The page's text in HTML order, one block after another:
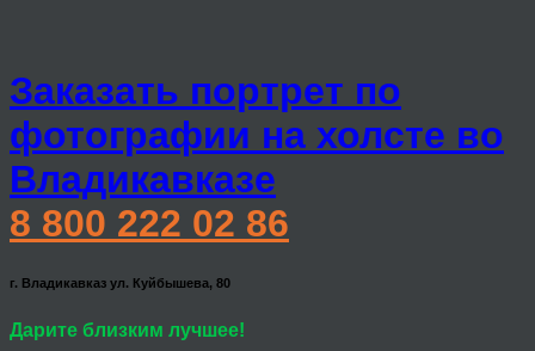
Заказать портрет по
фотографии на холсте во
Владикавказе
8 800 222 02 86
г. Владикавказ ул. Куйбышева, 80
Дарите близким лучшее!